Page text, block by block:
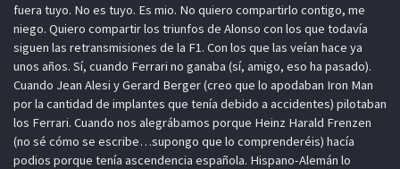
fuera tuyo. No es tuyo. Es mio. No quiero compartirlo contigo, me
niego. Quiero compartir los triunfos de Alonso con los que todavía
siguen las retransmisiones de la F1. Con los que las veían hace ya
unos años. Sí, cuando Ferrari no ganaba (sí, amigo, eso ha pasado).
Cuando Jean Alesi y Gerard Berger (creo que lo apodaban Iron Man
por la cantidad de implantes que tenía debido a accidentes) pilotaban
los Ferrari. Cuando nos alegrábamos porque Heinz Harald Frenzen
(no sé cómo se escribe…supongo que lo comprenderéis) hacía
podios porque tenía ascendencia española. Hispano-Alemán lo